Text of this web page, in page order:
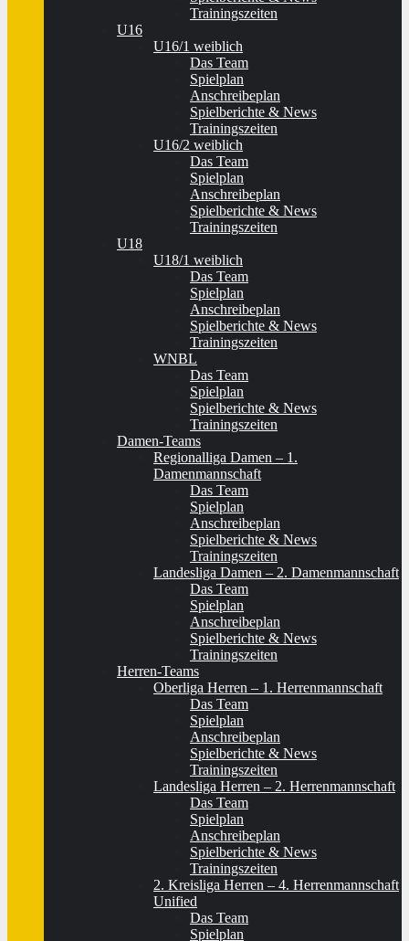
Trainingszeiten
U16
U16/1 weiblich
Das Team
Spielplan
Anschreibeplan
Spielberichte & News
Trainingszeiten
U16/2 weiblich
Das Team
Spielplan
Anschreibeplan
Spielberichte & News
Trainingszeiten
U18
U18/1 weiblich
Das Team
Spielplan
Anschreibeplan
Spielberichte & News
Trainingszeiten
WNBL
Das Team
Spielplan
Spielberichte & News
Trainingszeiten
Damen-Teams
Regionalliga Damen – 1.
Damenmannschaft
Das Team
Spielplan
Anschreibeplan
Spielberichte & News
Trainingszeiten
Landesliga Damen – 2. Damenmannschaft
Das Team
Spielplan
Anschreibeplan
Spielberichte & News
Trainingszeiten
Herren-Teams
Oberliga Herren – 1. Herrenmannschaft
Das Team
Spielplan
Anschreibeplan
Spielberichte & News
Trainingszeiten
Landesliga Herren – 2. Herrenmannschaft
Das Team
Spielplan
Anschreibeplan
Spielberichte & News
Trainingszeiten
2. Kreisliga Herren – 4. Herrenmannschaft
Unified
Das Team
Spielplan